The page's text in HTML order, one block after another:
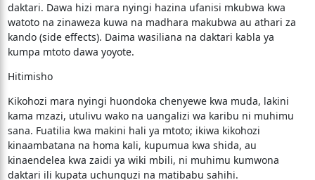
daktari. Dawa hizi mara nyingi hazina ufanisi mkubwa kwa
watoto na zinaweza kuwa na madhara makubwa au athari za
kando (side effects). Daima wasiliana na daktari kabla ya
kumpa mtoto dawa yoyote.
​Hitimisho
​Kikohozi mara nyingi huondoka chenyewe kwa muda, lakini
kama mzazi, utulivu wako na uangalizi wa karibu ni muhimu
sana. Fuatilia kwa makini hali ya mtoto; ikiwa kikohozi
kinaambatana na homa kali, kupumua kwa shida, au
kinaendelea kwa zaidi ya wiki mbili, ni muhimu kumwona
daktari ili kupata uchunguzi na matibabu sahihi.